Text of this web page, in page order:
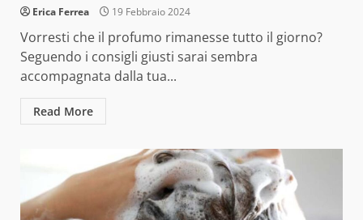
Erica Ferrea 19 Febbraio 2024
Vorresti che il profumo rimanesse tutto il giorno?
Seguendo i consigli giusti sarai sembra
accompagnata dalla tua...
Read More